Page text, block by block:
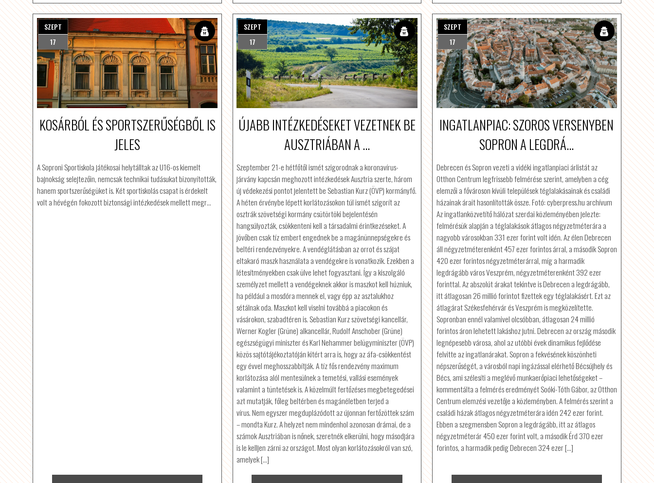
SZEPT
17
KOSÁRBÓL ÉS SPORTSZERŰSÉGBŐL IS
JELES
A Soproni Sportiskola játékosai helytálltak az U16-os kiemelt
bajnokság selejtezőin, nemcsak technikai tudásukat bizonyították,
hanem sportszerűségüket is. Két sportiskolás csapat is érdekelt
volt a hévégén fokozott biztonsági intézkedések mellett megr…
SZEPT
17
ÚJABB INTÉZKEDÉSEKET VEZETNEK BE
AUSZTRIÁBAN A ...
Szeptember 21-e hétfőtől ismét szigorodnak a koronavírus-
járvány kapcsán meghozott intézkedések Ausztria szerte, három
új védekezési pontot jelentett be Sebastian Kurz (ÖVP) kormányfő.
A héten érvénybe lépett korlátozásokon túl ismét szigorít az
osztrák szövetségi kormány csütörtöki bejelentésén
hangsúlyozták, csökkenteni kell a társadalmi érintkezéseket. A
jövőben csak tíz embert engednek be a magánünnepségekre és
beltéri rendezvényekre. A vendéglátásban az orrot és szájat
eltakaró maszk használata a vendégekre is vonatkozik. Ezekben a
létesítményekben csak ülve lehet fogyasztani. Így a kiszolgáló
személyzet mellett a vendégeknek akkor is maszkot kell húzniuk,
ha például a mosdóra mennek el, vagy épp az asztalukhoz
sétálnak oda. Maszkot kell viselni továbbá a piacokon és
vásárokon, szabadtéren is. Sebastian Kurz szövetségi kancellár,
Werner Kogler (Grüne) alkancellár, Rudolf Anschober (Grüne)
egészségügyi miniszter és Karl Nehammer belügyminiszter (ÖVP)
közös sajtótájékoztatóján kitért arra is, hogy az áfa-csökkentést
egy évvel meghosszabbítják. A tíz fős rendezvény maximum
korlátozása alól mentesülnek a temetési, vallási események
valamint a tüntetések is. A közelmúlt fertőzéses megbetegedései
azt mutatják, főleg beltérben és magánéletben terjed a
vírus. Nem egyszer megduplázódott az újonnan fertőzöttek szám
– mondta Kurz. A helyzet nem mindenhol azonosan drámai, de a
számok Ausztriában is nőnek, szeretnék elkerülni, hogy másodjára
is le kelljen zárni az országot. Most olyan korlátozásokról van szó,
amelyek […]
SZEPT
17
INGATLANPIAC: SZOROS VERSENYBEN
SOPRON A LEGDRÁ...
Debrecen és Sopron vezeti a vidéki ingatlanpiaci árlistát az
Otthon Centrum legfrissebb felmérése szerint, amelyben a cég
elemzői a fővároson kívüli települések téglalakásainak és családi
házainak árait hasonlították össze. Fotó: cyberpress.hu archívum
Az ingatlanközvetítő hálózat szerdai közleményében jelezte:
felmérésük alapján a téglalakások átlagos négyzetméterára a
nagyobb városokban 331 ezer forint volt idén. Az élen Debrecen
áll négyzetméterenként 457 ezer forintos árral, a második Sopron
420 ezer forintos négyzetméterárral, míg a harmadik
legdrágább város Veszprém, négyzetméterenként 392 ezer
forinttal. Az abszolút árakat tekintve is Debrecen a legdrágább,
itt átlagosan 26 millió forintot fizettek egy téglalakásért. Ezt az
átlagárat Székesfehérvár és Veszprém is megközelítette.
Sopronban ennél valamivel olcsóbban, átlagosan 24 millió
forintos áron lehetett lakáshoz jutni. Debrecen az ország második
legnépesebb városa, ahol az utóbbi évek dinamikus fejlődése
felvitte az ingatlanárakat. Sopron a fekvésének köszönheti
népszerűségét, a városból napi ingázással elérhető Bécsújhely és
Bécs, ami szélesíti a meglévő munkaerőpiaci lehetőségeket –
kommentálta a felmérés eredményét Soóki-Tóth Gábor, az Otthon
Centrum elemzési vezetője a közleményben. A felmérés szerint a
családi házak átlagos négyzetméterára idén 242 ezer forint.
Ebben a szegmensben Sopron a legdrágább, itt az átlagos
négyzetméterár 450 ezer forint volt, a második Érd 370 ezer
forintos, a harmadik pedig Debrecen 324 ezer […]